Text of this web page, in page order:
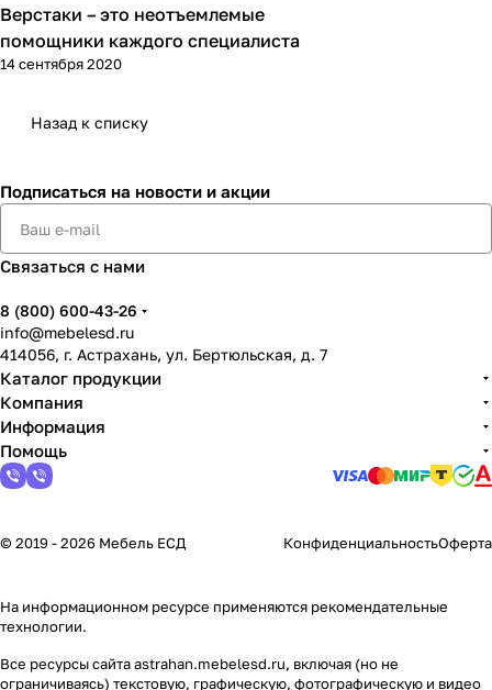
Советы покупателям
Верстаки – это неотъемлемые
помощники каждого специалиста
14 сентября 2020
Назад к списку
Подписаться на новости и акции
Связаться с нами
8 (800) 600-43-26
info@mebelesd.ru
414056, г. Астрахань, ул. Бертюльская, д. 7
Каталог продукции
Компания
Информация
Помощь
© 2019 - 2026 Мебель ЕСД КонфиденциальностьОферта
На информационном ресурсе применяются рекомендательные
технологии.
Все ресурсы сайта astrahan.mebelesd.ru, включая (но не
ограничиваясь) текстовую, графическую, фотографическую и видео